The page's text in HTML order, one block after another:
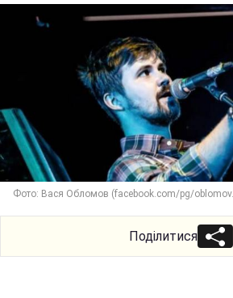
Фото: Вася Обломов (facebook.com/pg/
Поділитися